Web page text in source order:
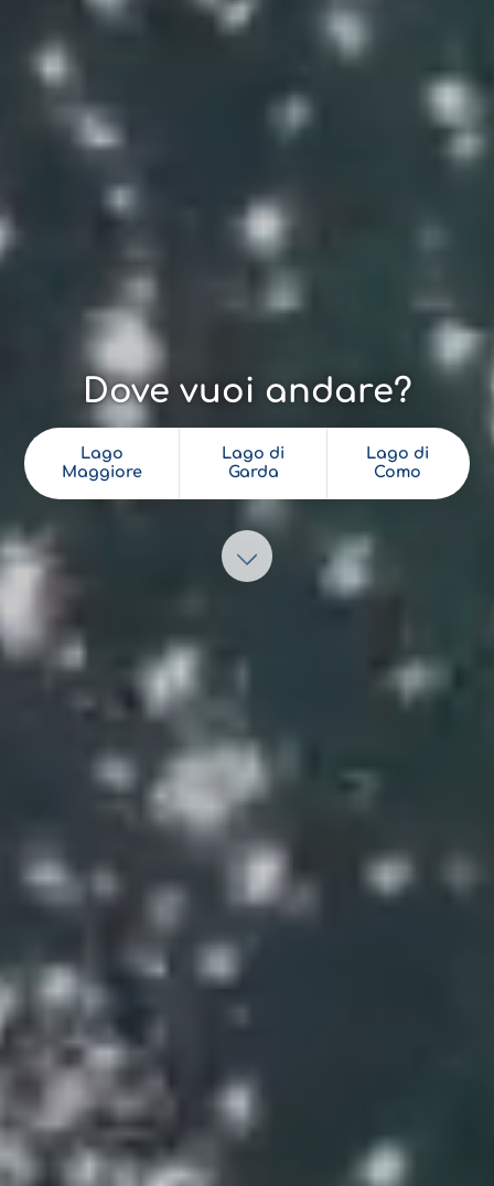
Dove vuoi andare?
Lago
Maggiore
Lago di
Garda
Lago di
Como